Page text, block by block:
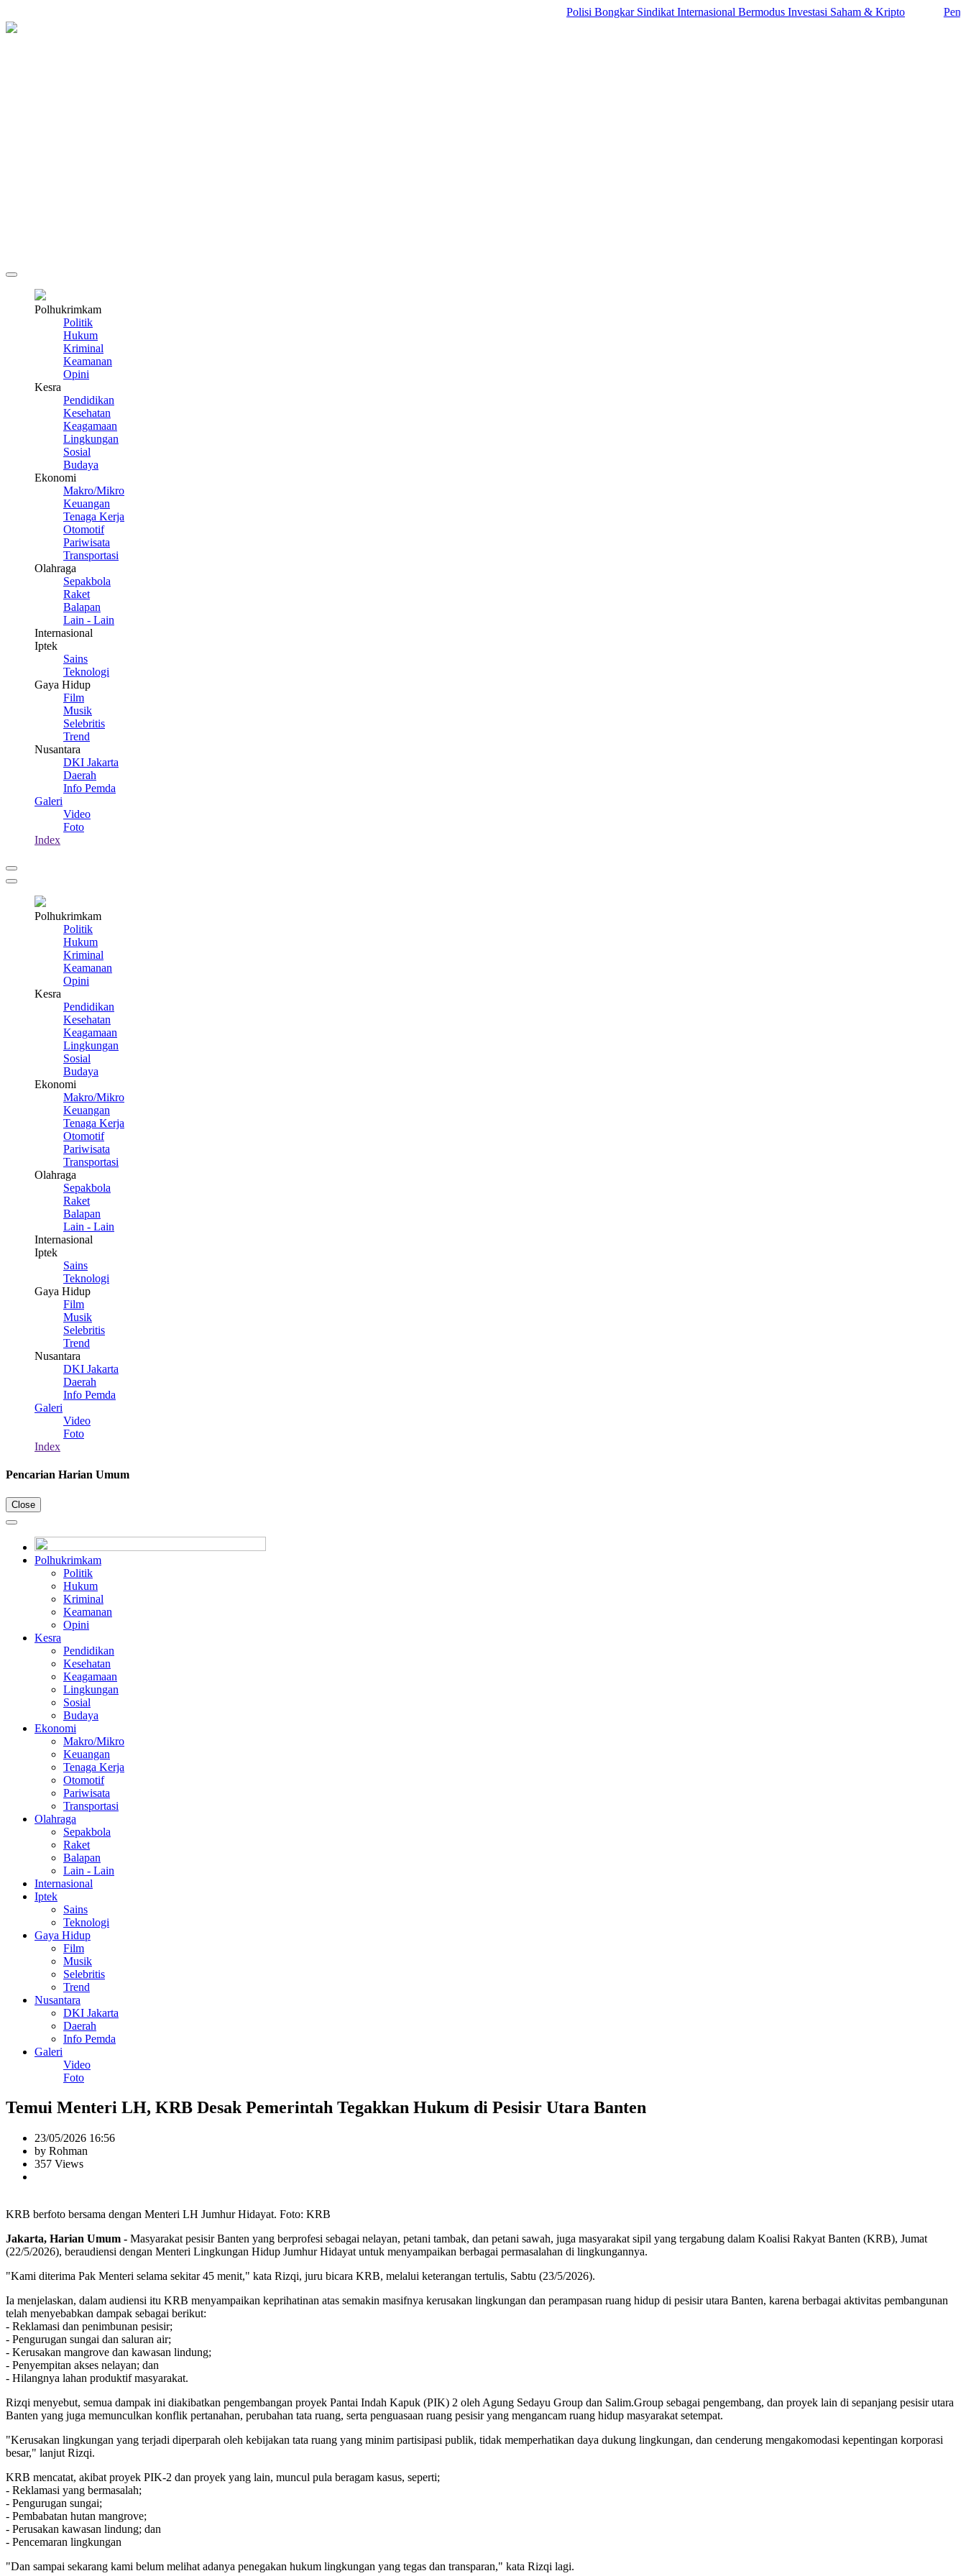
Polisi Bongkar Sindikat Internasional Bermodus Investasi Saham & Kripto Pengamat
Polhukrimkam
Politik
Hukum
Kriminal
Keamanan
Opini
Kesra
Pendidikan
Kesehatan
Keagamaan
Lingkungan
Sosial
Budaya
Ekonomi
Makro/Mikro
Keuangan
Tenaga Kerja
Otomotif
Pariwisata
Transportasi
Olahraga
Sepakbola
Raket
Balapan
Lain - Lain
Internasional
Iptek
Sains
Teknologi
Gaya Hidup
Film
Musik
Selebritis
Trend
Nusantara
DKI Jakarta
Daerah
Info Pemda
Galeri
Video
Foto
Index
Polhukrimkam
Politik
Hukum
Kriminal
Keamanan
Opini
Kesra
Pendidikan
Kesehatan
Keagamaan
Lingkungan
Sosial
Budaya
Ekonomi
Makro/Mikro
Keuangan
Tenaga Kerja
Otomotif
Pariwisata
Transportasi
Olahraga
Sepakbola
Raket
Balapan
Lain - Lain
Internasional
Iptek
Sains
Teknologi
Gaya Hidup
Film
Musik
Selebritis
Trend
Nusantara
DKI Jakarta
Daerah
Info Pemda
Galeri
Video
Foto
Index
Pencarian Harian Umum
Close
Polhukrimkam
Politik
Hukum
Kriminal
Keamanan
Opini
Kesra
Pendidikan
Kesehatan
Keagamaan
Lingkungan
Sosial
Budaya
Ekonomi
Makro/Mikro
Keuangan
Tenaga Kerja
Otomotif
Pariwisata
Transportasi
Olahraga
Sepakbola
Raket
Balapan
Lain - Lain
Internasional
Iptek
Sains
Teknologi
Gaya Hidup
Film
Musik
Selebritis
Trend
Nusantara
DKI Jakarta
Daerah
Info Pemda
Galeri
Video
Foto
Temui Menteri LH, KRB Desak Pemerintah Tegakkan Hukum di Pesisir Utara Banten
23/05/2026 16:56
by Rohman
357 Views
KRB berfoto bersama dengan Menteri LH Jumhur Hidayat. Foto: KRB
Jakarta, Harian Umum - Masyarakat pesisir Banten yang berprofesi sebagai nelayan, petani tambak, dan petani sawah, juga masyarakat sipil yang tergabung dalam Koalisi Rakyat Banten (KRB), Jumat
(22/5/2026), beraudiensi dengan Menteri Lingkungan Hidup Jumhur Hidayat untuk menyampaikan berbagai permasalahan di lingkungannya.
"Kami diterima Pak Menteri selama sekitar 45 menit," kata Rizqi, juru bicara KRB, melalui keterangan tertulis, Sabtu (23/5/2026).
Ia menjelaskan, dalam audiensi itu KRB menyampaikan keprihatinan atas semakin masifnya kerusakan lingkungan dan perampasan ruang hidup di pesisir utara Banten, karena berbagai aktivitas pembangunan
telah menyebabkan dampak sebagai berikut:
- Reklamasi dan penimbunan pesisir;
- Pengurugan sungai dan saluran air;
- Kerusakan mangrove dan kawasan lindung;
- Penyempitan akses nelayan; dan
- Hilangnya lahan produktif masyarakat.
Rizqi menyebut, semua dampak ini diakibatkan pengembangan proyek Pantai Indah Kapuk (PIK) 2 oleh Agung Sedayu Group dan Salim.Group sebagai pengembang, dan proyek lain di sepanjang pesisir utara
Banten yang juga memunculkan konflik pertanahan, perubahan tata ruang, serta penguasaan ruang pesisir yang mengancam ruang hidup masyarakat setempat.
"Kerusakan lingkungan yang terjadi diperparah oleh kebijakan tata ruang yang minim partisipasi publik, tidak memperhatikan daya dukung lingkungan, dan cenderung mengakomodasi kepentingan korporasi
besar," lanjut Rizqi.
KRB mencatat, akibat proyek PIK-2 dan proyek yang lain, muncul pula beragam kasus, seperti;
- Reklamasi yang bermasalah;
- Pengurugan sungai;
- Pembabatan hutan mangrove;
- Perusakan kawasan lindung; dan
- Pencemaran lingkungan
"Dan sampai sekarang kami belum melihat adanya penegakan hukum lingkungan yang tegas dan transparan," kata Rizqi lagi.